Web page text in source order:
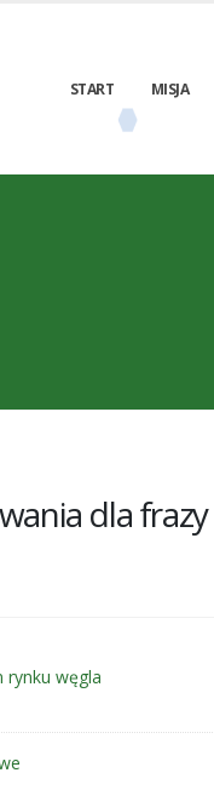
START MISJA
dla frazy
rynku węgla